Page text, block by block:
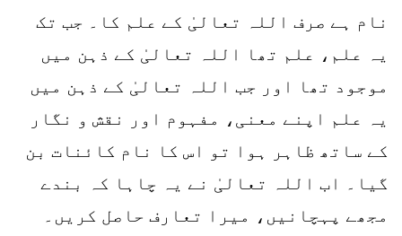
نام ہے صرف اللہ تعالیٰ کے علم کا۔ جب تک
یہ علم، علم تھا اللہ تعالیٰ کے ذہن میں
موجود تھا اور جب اللہ تعالیٰ کے ذہن میں
یہ علم اپنے معنی، مفہوم اور نقش و نگار
کے ساتھ ظاہر ہوا تو اس کا نام کائنات بن
گیا۔ اب اللہ تعالیٰ نے یہ چاہا کہ بندے
مجھے پہچانیں، میرا تعارف حاصل کریں۔